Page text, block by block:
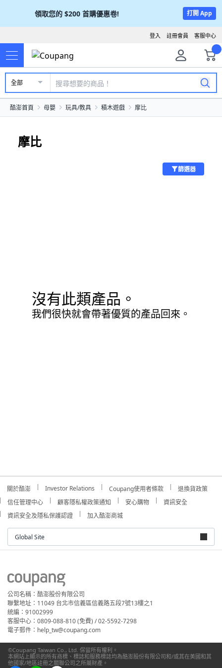
領取您的 $200 首購優惠卷! 打開 App
客服中心
註冊會員
登入
全部
酷澎首頁 母嬰 玩具/教具 積木遊戲 摩比
摩比
篩選器
沒有此類產品。
我們很快就會帶著優質的產品回來。
關於酷澎 Investor Relations Coupang使用者條款
退換貨政策
信任管理中心
顧客隱私權政策通知 安心購物
資訊安全
資訊安全及隱私保護認證
加入酷澎商城
Global Site
公司名稱：酷澎股份有限公司
聯繫地址：11049 台北市信義區信義路五段7號13樓之1
統編：91002999
客服中心：0809-088-810 (免費) / 02-5592-7298
電子郵件：help_tw@coupang.com
©Coupang Taiwan Co., Ltd. 保留所有權利。
本網站上顯示的所有商標、標誌和服務標誌均為酷澎股份有限公司和/或其在美國和其
他國家/地區註冊之關聯公司之所屬財產。